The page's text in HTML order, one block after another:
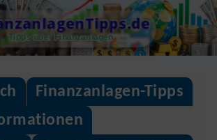
Tipps über Finanzanlagen
Finanzanlagen-Tipps